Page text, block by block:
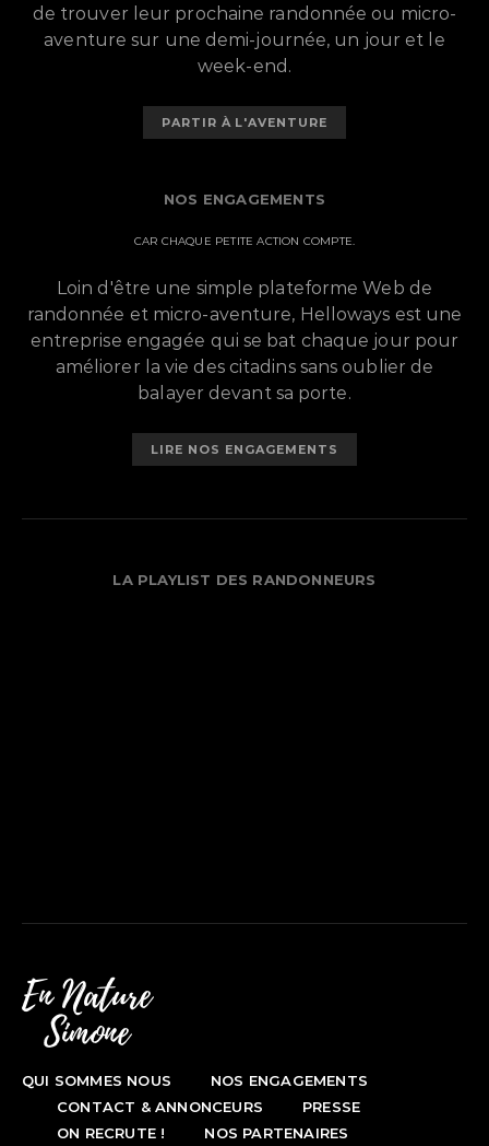
de trouver leur prochaine randonnée ou micro-
aventure sur une demi-journée, un jour et le
week-end.
PARTIR À L'AVENTURE
NOS ENGAGEMENTS
CAR CHAQUE PETITE ACTION COMPTE.
Loin d'être une simple plateforme Web de
randonnée et micro-aventure, Helloways est une
entreprise engagée qui se bat chaque jour pour
améliorer la vie des citadins sans oublier de
balayer devant sa porte.
LIRE NOS ENGAGEMENTS
LA PLAYLIST DES RANDONNEURS
QUI SOMMES NOUS
NOS ENGAGEMENTS
CONTACT & ANNONCEURS
PRESSE
ON RECRUTE !
NOS PARTENAIRES